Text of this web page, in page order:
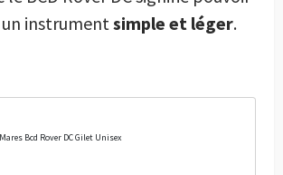
instrument simple et léger.
Mares Bcd Rover DC Gilet Unisex